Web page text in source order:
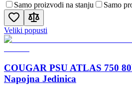
Samo proizvodi na stanju Samo
Veliki popusti
COUGAR PSU ATLAS 750
Napojna Jedinica